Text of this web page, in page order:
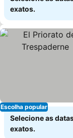
exatos.
Escolha popular
Selecione as
exatos.